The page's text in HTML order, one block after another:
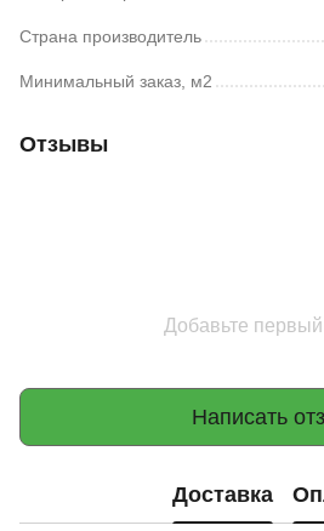
Страна производитель
Минимальный заказ, м2
Отзывы
Добавьте
Написать
Доставка